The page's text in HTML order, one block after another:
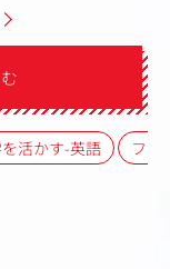
活かす-英語 フレ